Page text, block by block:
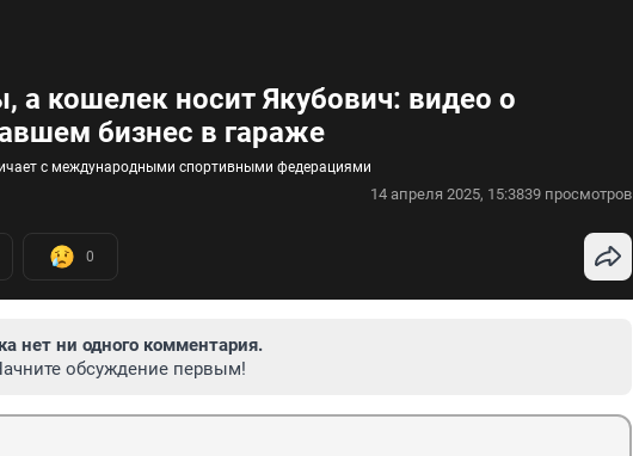
а кошелек носит Якубович: видео о
бизнес в гараже
с международными спортивными федерациями
14 апреля 2025, 15:3839 просмотров
0
нет ни одного комментария.
обсуждение первым!